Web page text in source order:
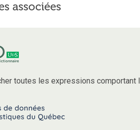
associées
toutes les expressions comportant